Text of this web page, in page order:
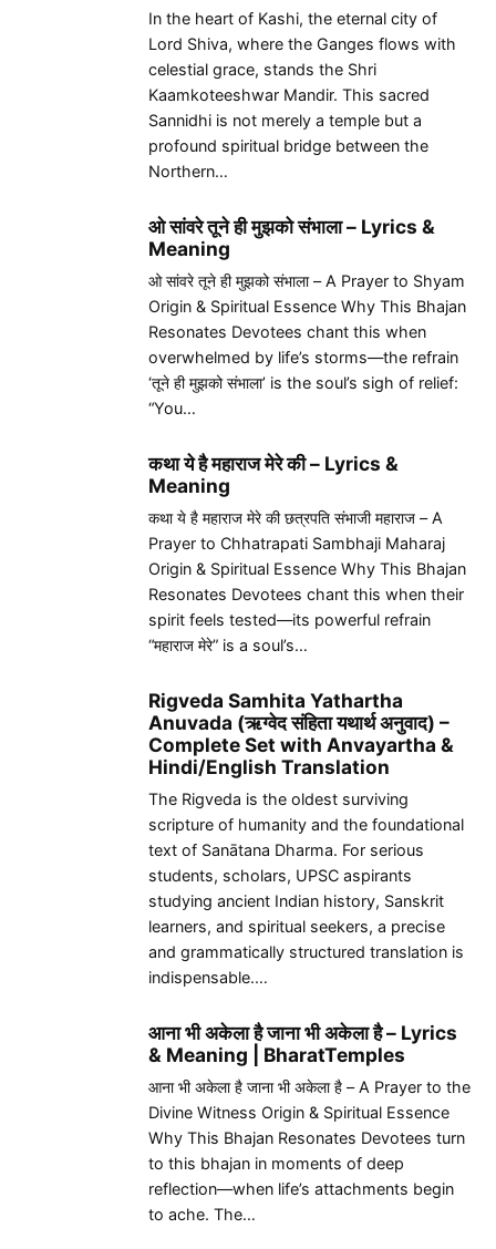
In the heart of Kashi, the eternal city of
Lord Shiva, where the Ganges flows with
celestial grace, stands the Shri
Kaamkoteeshwar Mandir. This sacred
Sannidhi is not merely a temple but a
profound spiritual bridge between the
Northern…
ओ सांवरे तूने ही मुझको संभाला – Lyrics &
Meaning
ओ सांवरे तूने ही मुझको संभाला – A Prayer to Shyam
Origin & Spiritual Essence Why This Bhajan
Resonates Devotees chant this when
overwhelmed by life’s storms—the refrain
‘तूने ही मुझको संभाला’ is the soul’s sigh of relief:
“You…
कथा ये है महाराज मेरे की – Lyrics &
Meaning
कथा ये है महाराज मेरे की छत्रपति संभाजी महाराज – A
Prayer to Chhatrapati Sambhaji Maharaj
Origin & Spiritual Essence Why This Bhajan
Resonates Devotees chant this when their
spirit feels tested—its powerful refrain
“महाराज मेरे” is a soul’s…
Rigveda Samhita Yathartha
Anuvada (ऋग्वेद संहिता यथार्थ अनुवाद) –
Complete Set with Anvayartha &
Hindi/English Translation
The Rigveda is the oldest surviving
scripture of humanity and the foundational
text of Sanātana Dharma. For serious
students, scholars, UPSC aspirants
studying ancient Indian history, Sanskrit
learners, and spiritual seekers, a precise
and grammatically structured translation is
indispensable.…
आना भी अकेला है जाना भी अकेला है – Lyrics
& Meaning | BharatTemples
आना भी अकेला है जाना भी अकेला है – A Prayer to the
Divine Witness Origin & Spiritual Essence
Why This Bhajan Resonates Devotees turn
to this bhajan in moments of deep
reflection—when life’s attachments begin
to ache. The…